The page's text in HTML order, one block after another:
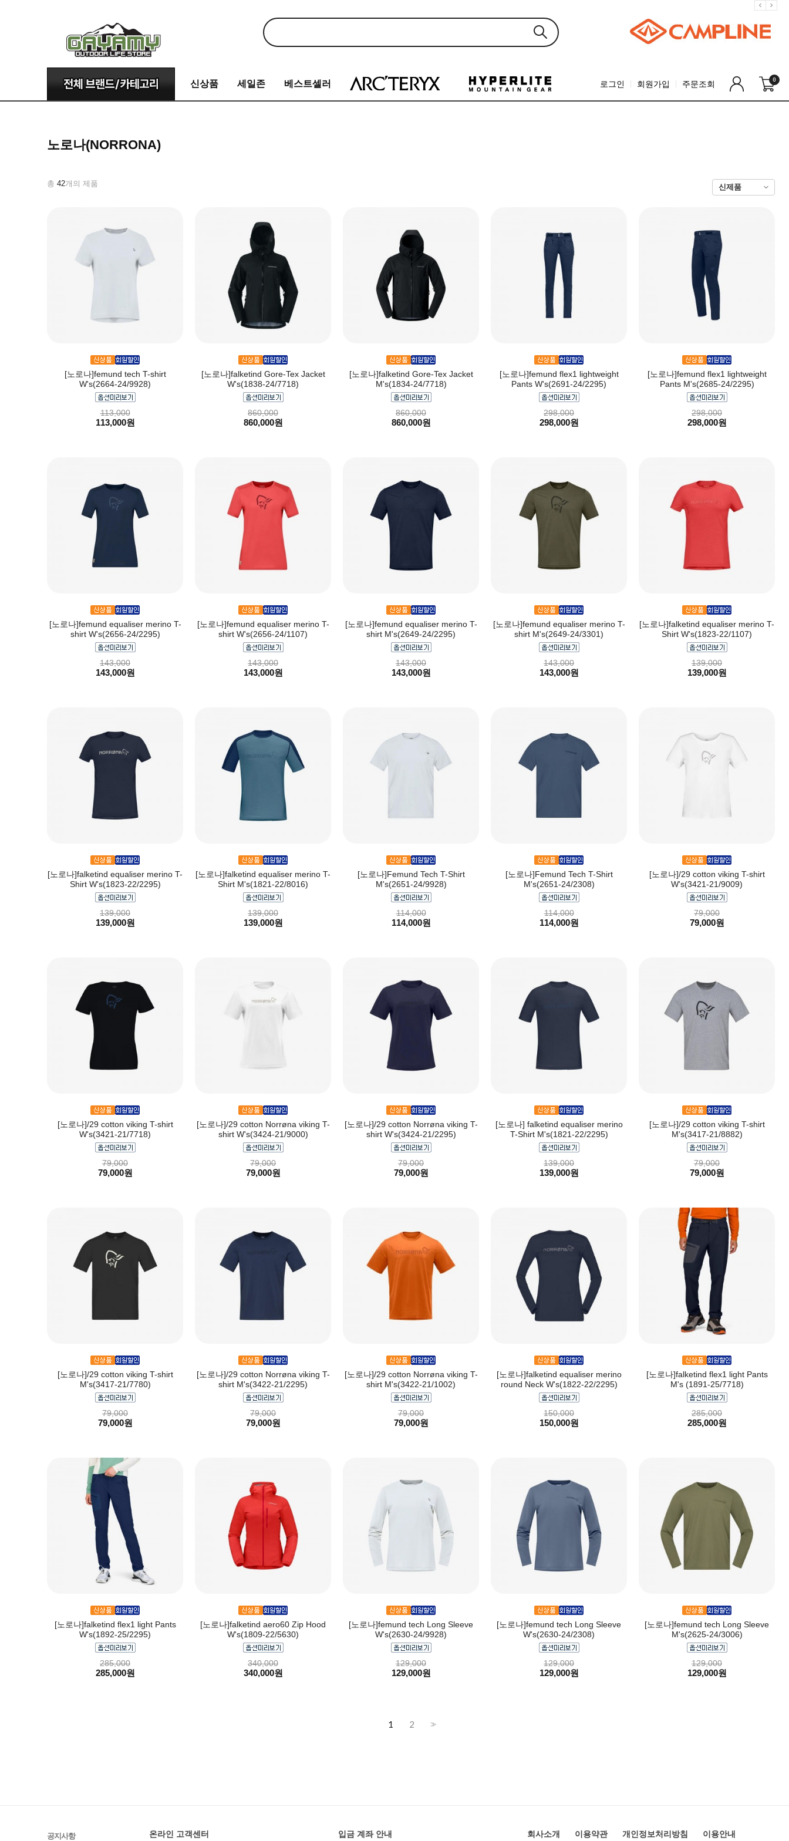
신상품 세일존 베스트셀러 로그인 회원가입 주문조회 0
노로나(NORRONA)
총 42개의 제품
[노로나]femund tech T-shirt
W's(2664-24/9928)
113,000
113,000원
[노로나]falketind Gore-Tex Jacket
W's(1838-24/7718)
860,000
860,000원
[노로나]falketind Gore-Tex Jacket
M's(1834-24/7718)
860,000
860,000원
[노로나]femund flex1 lightweight
Pants W's(2691-24/2295)
298,000
298,000원
[노로나]femund flex1 lightweight
Pants M's(2685-24/2295)
298,000
298,000원
[노로나]femund equaliser merino T-
shirt W's(2656-24/2295)
143,000
143,000원
[노로나]femund equaliser merino T-
shirt W's(2656-24/1107)
143,000
143,000원
[노로나]femund equaliser merino T-
shirt M's(2649-24/2295)
143,000
143,000원
[노로나]femund equaliser merino T-
shirt M's(2649-24/3301)
143,000
143,000원
[노로나]falketind equaliser merino T-
Shirt W's(1823-22/1107)
139,000
139,000원
[노로나]falketind equaliser merino T-
Shirt W's(1823-22/2295)
139,000
139,000원
[노로나]falketind equaliser merino T-
Shirt M's(1821-22/8016)
139,000
139,000원
[노로나]Femund Tech T-Shirt
M's(2651-24/9928)
114,000
114,000원
[노로나]Femund Tech T-Shirt
M's(2651-24/2308)
114,000
114,000원
[노로나]/29 cotton viking T-shirt
W's(3421-21/9009)
79,000
79,000원
[노로나]/29 cotton viking T-shirt
W's(3421-21/7718)
79,000
79,000원
[노로나]/29 cotton Norrøna viking T-
shirt W's(3424-21/9000)
79,000
79,000원
[노로나]/29 cotton Norrøna viking T-
shirt W's(3424-21/2295)
79,000
79,000원
[노로나] falketind equaliser merino
T-Shirt M's(1821-22/2295)
139,000
139,000원
[노로나]/29 cotton viking T-shirt
M's(3417-21/8882)
79,000
79,000원
[노로나]/29 cotton viking T-shirt
M's(3417-21/7780)
79,000
79,000원
[노로나]/29 cotton Norrøna viking T-
shirt M's(3422-21/2295)
79,000
79,000원
[노로나]/29 cotton Norrøna viking T-
shirt M's(3422-21/1002)
79,000
79,000원
[노로나]falketind equaliser merino
round Neck W's(1822-22/2295)
150,000
150,000원
[노로나]falketind flex1 light Pants
M's (1891-25/7718)
285,000
285,000원
[노로나]falketind flex1 light Pants
W's(1892-25/2295)
285,000
285,000원
[노로나]falketind aero60 Zip Hood
W's(1809-22/5630)
340,000
340,000원
[노로나]femund tech Long Sleeve
W's(2630-24/9928)
129,000
129,000원
[노로나]femund tech Long Sleeve
W's(2630-24/2308)
129,000
129,000원
[노로나]femund tech Long Sleeve
M's(2625-24/3006)
129,000
129,000원
1 2 >>
공지사항 온라인 고객센터 입금 계좌 안내 회사소개 이용약관 개인정보처리방침 이용안내